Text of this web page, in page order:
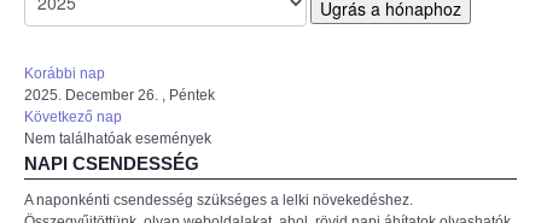
Ugrás a hónaphoz
Korábbi nap
2025. December 26. , Péntek
Következő nap
Nem találhatóak események
NAPI CSENDESSÉG
A naponkénti csendesség szükséges a lelki növekedéshez.